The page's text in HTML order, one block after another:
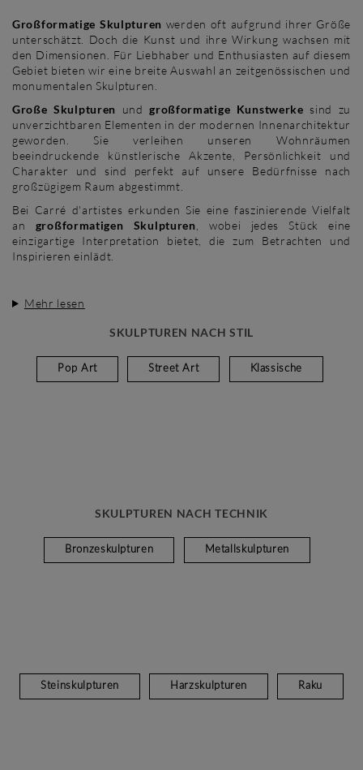
Großformatige Skulpturen werden oft aufgrund ihrer Größe
unterschätzt. Doch die Kunst und ihre Wirkung wachsen mit
den Dimensionen. Für Liebhaber und Enthusiasten auf diesem
Gebiet bieten wir eine breite Auswahl an zeitgenössischen und
monumentalen Skulpturen.
Große Skulpturen undgroßformatige Kunstwerke sind zu
unverzichtbaren Elementen in der modernen Innenarchitektur
geworden. Sie verleihen unseren Wohnräumen
beeindruckende künstlerische Akzente, Persönlichkeit und
Charakter und sind perfekt auf unsere Bedürfnisse nach
großzügigem Raum abgestimmt.
Bei Carré d'artistes erkunden Sie eine faszinierende Vielfalt
an großformatigen Skulpturen , wobei jedes Stück eine
einzigartige Interpretation bietet, die zum Betrachten und
Inspirieren einlädt.
Mehr lesen
SKULPTUREN NACH STIL
Pop Art Street Art Klassische
SKULPTUREN NACH TECHNIK
Bronzeskulpturen Metallskulpturen
Steinskulpturen Harzskulpturen Raku